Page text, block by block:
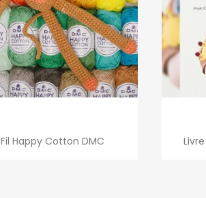
Aperçu rapide
Fil Happy Cotton DMC